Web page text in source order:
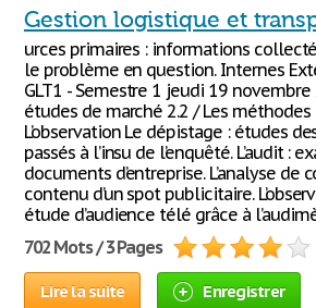
Gestion logistique et
urces primaires : informations
le problème en question. Internes
GLT1 - Semestre 1 jeudi 19 novembre
études de marché 2.2 / Les
L’observation Le dépistage : études
passés à l’insu de l’enquêté. L’audit :
documents d’entreprise. L’analyse de
contenu d’un spot publicitaire.
étude d’audience télé grâce à
702 Mots / 3 Pages
Lire la suite Enregistrer